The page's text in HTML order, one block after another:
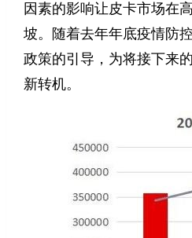
因素的影响让皮卡市场在
坡。随着去年年底疫情防
政策的引导，为将接下来
新转机。